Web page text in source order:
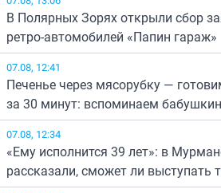
В Полярных Зорях открыли сбор
ретро-автомобилей «Папин гараж»
07.08, 12:41
Печенье через мясорубку —
за 30 минут: вспоминаем
07.08, 12:34
«Ему исполнится 39 лет»: в
рассказали, сможет ли выступать